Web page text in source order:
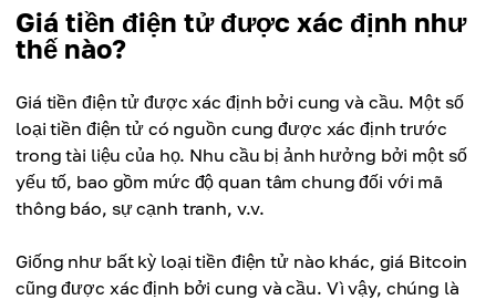
Giá tiền điện tử được xác định như
thế nào?
Giá tiền điện tử được xác định bởi cung và cầu. Một số
loại tiền điện tử có nguồn cung được xác định trước
trong tài liệu của họ. Nhu cầu bị ảnh hưởng bởi một số
yếu tố, bao gồm mức độ quan tâm chung đối với mã
thông báo, sự cạnh tranh, v.v.
Giống như bất kỳ loại tiền điện tử nào khác, giá Bitcoin
cũng được xác định bởi cung và cầu. Vì vậy, chúng là